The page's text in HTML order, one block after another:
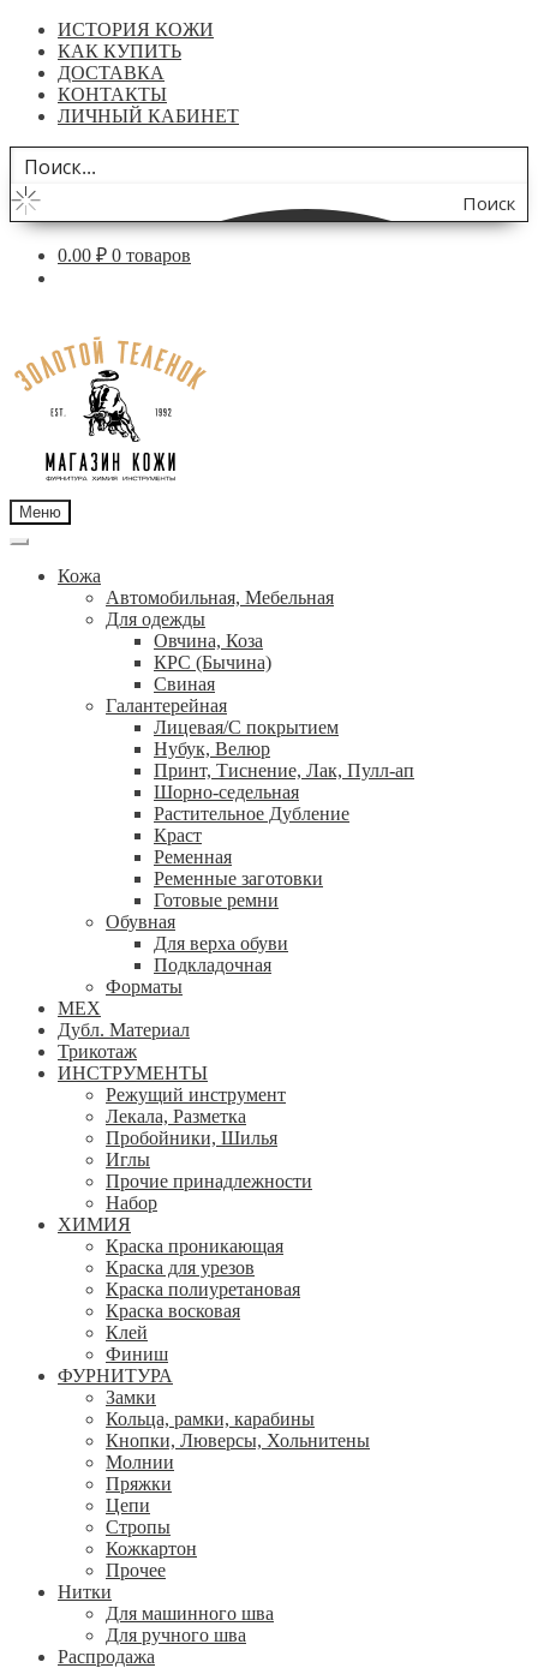
ИСТОРИЯ КОЖИ
КАК КУПИТЬ
ДОСТАВКА
КОНТАКТЫ
ЛИЧНЫЙ КАБИНЕТ
Поиск
по
0.00 ₽ 0 товаров
навигации
содержимому
Меню
Кожа
Автомобильная, Мебельная
Для одежды
Овчина, Коза
КРС (Бычина)
Свиная
Галантерейная
Лицевая/С покрытием
Нубук, Велюр
Принт, Тиснение, Лак, Пулл-ап
Шорно-седельная
Растительное Дубление
Краст
Ременная
Ременные заготовки
Готовые ремни
Обувная
Для верха обуви
Подкладочная
Форматы
МЕХ
Дубл. Материал
Трикотаж
ИНСТРУМЕНТЫ
Режущий инструмент
Лекала, Разметка
Пробойники, Шилья
Иглы
Прочие принадлежности
Набор
ХИМИЯ
Краска проникающая
Краска для урезов
Краска полиуретановая
Краска восковая
Клей
Финиш
ФУРНИТУРА
Замки
Кольца, рамки, карабины
Кнопки, Люверсы, Хольнитены
Молнии
Пряжки
Цепи
Стропы
Кожкартон
Прочее
Нитки
Для машинного шва
Для ручного шва
Распродажа